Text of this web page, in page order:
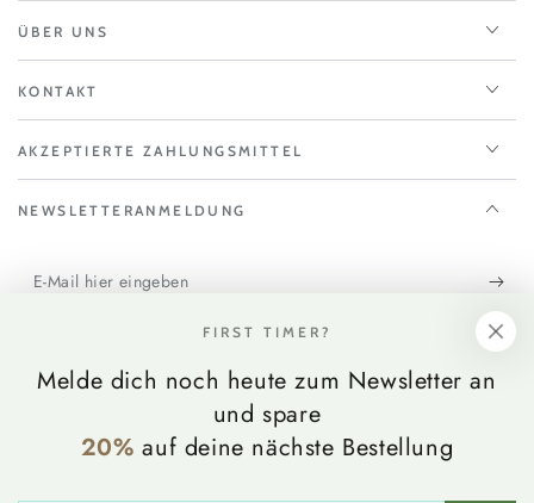
ÜBER UNS
KONTAKT
AKZEPTIERTE ZAHLUNGSMITTEL
NEWSLETTERANMELDUNG
E-
eingeben
Melden Sie sich für unseren Newsletter an und erhalten alle
Land/Region
Deutschland (EUR €)
Zahlungsmöglichkeiten
FIRST TIMER?
Melde dich noch heute zum Newsletter an
und spare
20% auf deine nächste Bestellung